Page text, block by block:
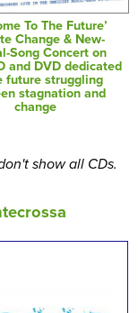
To The Future’
Change & New-
Song Concert on
and DVD dedicated
future struggling
stagnation and
change
show all CDs.